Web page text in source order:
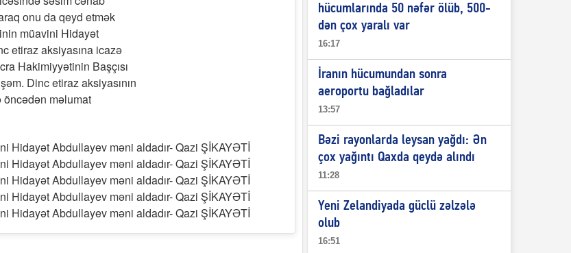
onu da qeyd etmək
müavini Hidayət
etiraz aksiyasına icazə
Hakimiyyətinin Başçısı
Dinc etiraz aksiyasının
öncədən məlumat
hücumlarında 50 nəfər ölüb, 500-
dən çox yaralı var
16:17
İranın hücumundan sonra
aeroportu bağladılar
13:57
Bəzi rayonlarda leysan yağdı: Ən
çox yağıntı Qaxda qeydə alındı
11:28
Yeni Zelandiyada güclü zəlzələ
olub
16:51